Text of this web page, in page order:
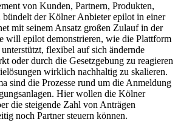
von Kunden, Partnern, Produkten,
bündelt der Kölner Anbieter epilot in einer
mit seinem Ansatz großen Zulauf in der
will epilot demonstrieren, wie die Plattform
flexibel auf sich ändernde
oder durch die Gesetzgebung zu reagieren
wirklich nachhaltig zu skalieren.
sind die Prozesse rund um die Anmeldung
Hier wollen die Kölner
die steigende Zahl von Anträgen
noch Partner steuern können.